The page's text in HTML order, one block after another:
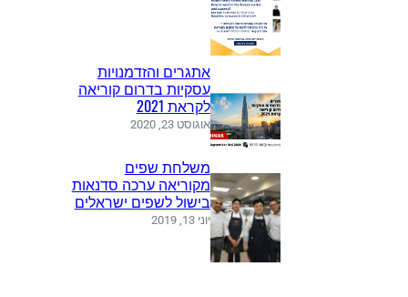
אתגרים והזדמנויות
עסקיות בדרום קוריאה
לקראת 2021
אוגוסט 23, 2020
משלחת שפים
מקוריאה ערכה סדנאות
בישול לשפים ישראלים
יוני 13, 2019